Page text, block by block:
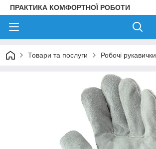
ПРАКТИКА КОМФОРТНОЇ РОБОТИ
Товари та послуги Робочі рукавички